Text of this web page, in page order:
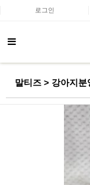
로그인
말티즈 > 강아지분